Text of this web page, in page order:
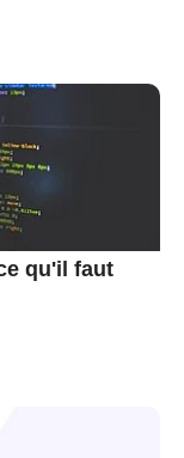
qu'il faut